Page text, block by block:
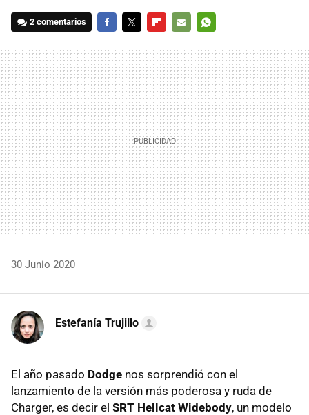
2 comentarios
MAIL
30 Junio 2020
Estefanía Trujillo
El año pasado Dodge nos sorprendió con el
lanzamiento de la versión más poderosa y ruda de
Charger, es decir el SRT Hellcat Widebody, un modelo